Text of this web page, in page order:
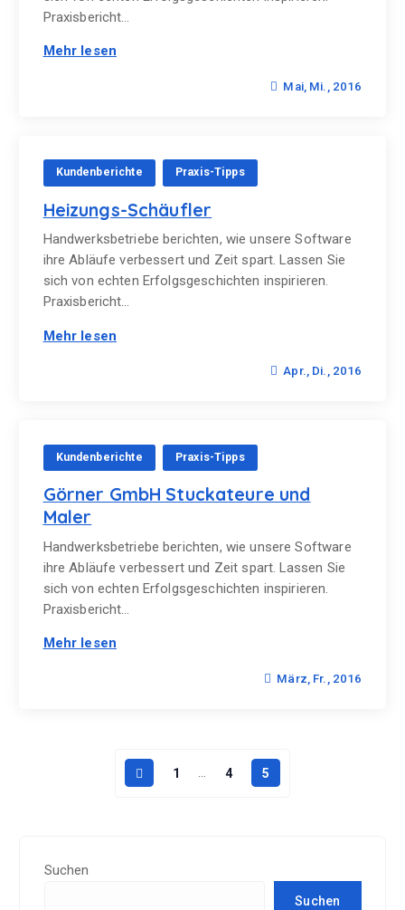
Praxisbericht…
Mehr lesen
Mai, Mi., 2016
Kundenberichte Praxis-Tipps
Heizungs-Schäufler
Handwerksbetriebe berichten, wie unsere Software
ihre Abläufe verbessert und Zeit spart. Lassen Sie
sich von echten Erfolgsgeschichten inspirieren.
Praxisbericht…
Mehr lesen
Apr., Di., 2016
Kundenberichte Praxis-Tipps
Görner GmbH Stuckateure und
Maler
Handwerksbetriebe berichten, wie unsere Software
ihre Abläufe verbessert und Zeit spart. Lassen Sie
sich von echten Erfolgsgeschichten inspirieren.
Praxisbericht…
Mehr lesen
März, Fr., 2016
1 … 4 5
Suchen
Suchen